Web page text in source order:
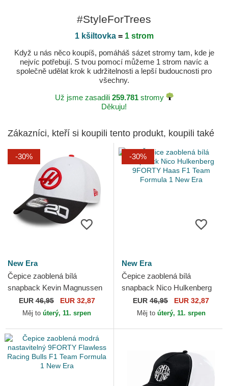
#StyleForTrees
1 kšiltovka= 1 strom
Když u nás něco koupíš, pomáháš sázet stromy tam, kde je
nejvíc potřebují. S tvou pomocí můžeme 1 strom navíc a
společně udělat krok k udržitelnosti a lepší budoucnosti pro
všechny.
Už jsme zasadili 259.781stromy
Děkuju!
Zákazníci, kteří si koupili tento produkt, koupili také
-30%
New Era
Čepice zaoblená bílá
snapback Kevin Magnussen
9FORTY Haas F1 Team
Formula 1 New Era
EUR46,95 EUR 32,87
Měj to úterý, 11. srpen
-30%
New Era
Čepice zaoblená bílá
snapback Nico Hulkenberg
9FORTY Haas F1 Team
Formula 1 New Era
EUR 46,95 EUR 32,87
Měj to úterý, 11. srpen